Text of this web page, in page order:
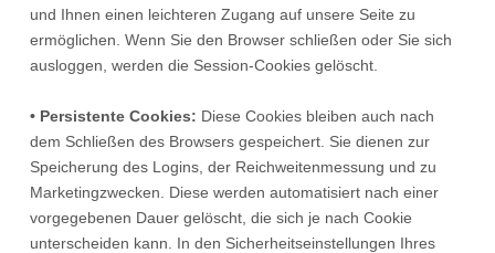
und Ihnen einen leichteren Zugang auf unsere Seite zu
ermöglichen. Wenn Sie den Browser schließen oder Sie sich
ausloggen, werden die Session-Cookies gelöscht.
• Persistente Cookies: Diese Cookies bleiben auch nach
dem Schließen des Browsers gespeichert. Sie dienen zur
Speicherung des Logins, der Reichweitenmessung und zu
Marketingzwecken. Diese werden automatisiert nach einer
vorgegebenen Dauer gelöscht, die sich je nach Cookie
unterscheiden kann. In den Sicherheitseinstellungen Ihres